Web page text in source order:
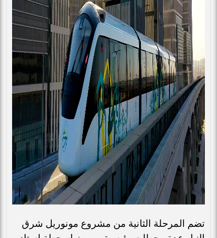
تضم المرحلة الثانية من مشروع مونوريل شرق